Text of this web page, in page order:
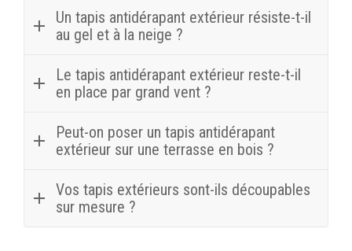
Un tapis antidérapant extérieur résiste-t-il
au gel et à la neige ?
supportent les cycles gel/dégel et les températures
négatives sans se fissurer. Leur surface reste
balayage la dégage.
Le tapis antidérapant extérieur reste-t-il
en place par grand vent ?
propre poids. Pour les zones exposées ou les formats
légers, prévoyez une fixation par adhésif double face
Peut-on poser un tapis antidérapant
extérieur sur une terrasse en bois ?
devenues glissantes. Choisissez un tapis drainant qui
laisse respirer le bois et évacue l'eau, fixé par vissage
Vos tapis extérieurs sont-ils découpables
sur mesure ?